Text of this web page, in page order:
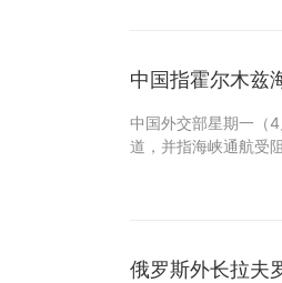
中国指霍尔木兹
中国外交部星期一（
道，并指海峡通航受
俄罗斯外长拉夫